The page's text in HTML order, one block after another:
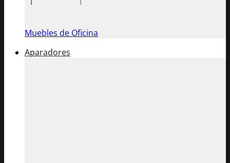
Muebles de Oficina
Aparadores